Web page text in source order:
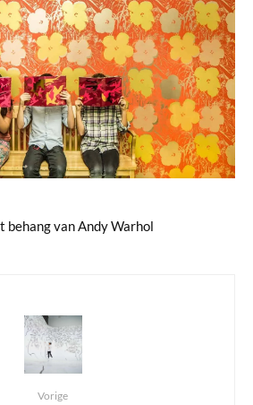
behang van Andy Warhol
Vorige